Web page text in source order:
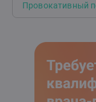
Провокативный